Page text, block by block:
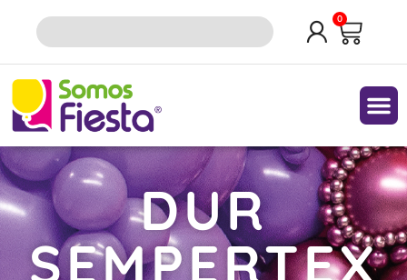
0
DUR
SEMPERTEX